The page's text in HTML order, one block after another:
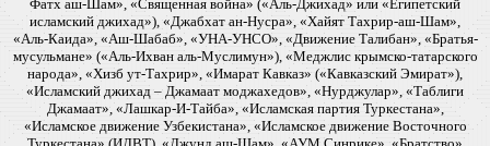
Фатх аш-Шам», «Священная война» («Аль-Джихад» или «Египетский
исламский джихад»), «Джабхат ан-Нусра», «Хайят Тахрир-аш-Шам»,
«Аль-Каида», «Аш-Шабаб», «УНА-УНСО», «Движение Талибан», «Братья-
мусульмане» («Аль-Ихван аль-Муслимун»), «Меджлис крымско-татарского
народа», «Хизб ут-Тахрир», «Имарат Кавказ» («Кавказский Эмират»),
«Исламский джихад – Джамаат моджахедов», «Нурджулар», «Таблиги
Джамаат», «Лашкар-И-Тайба», «Исламская партия Туркестана»,
«Исламское движение Узбекистана», «Исламское движение Восточного